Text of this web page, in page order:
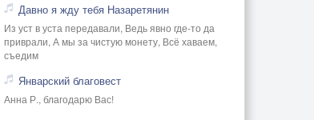
Давно я жду тебя Назаретянин
Из уст в уста передавали, Ведь явно где-то да
приврали, А мы за чистую монету, Всё хаваем,
съедим
Январский благовест
Анна Р., благодарю Вас!